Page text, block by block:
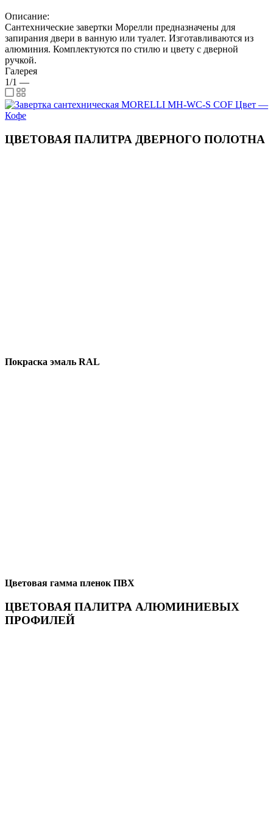
Описание:
Сантехнические завертки Морелли предназначены для
запирания двери в ванную или туалет. Изготавливаются из
алюминия. Комплектуются по стилю и цвету с дверной
ручкой.
Галерея
1/1 —
ЦВЕТОВАЯ ПАЛИТРА ДВЕРНОГО ПОЛОТНА
Покраска эмаль RAL
Цветовая гамма пленок ПВХ
ЦВЕТОВАЯ ПАЛИТРА АЛЮМИНИЕВЫХ
ПРОФИЛЕЙ